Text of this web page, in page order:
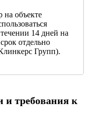
на объекте
14 дней на
отдельно
Групп).
и требования к